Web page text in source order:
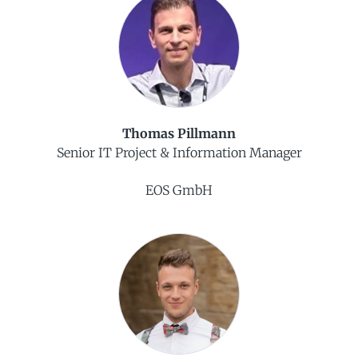
Thomas Pillmann
Senior IT Project & Information Manager
EOS GmbH